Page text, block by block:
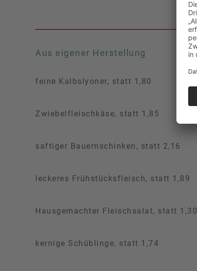
Aus eigener Herstellung
feine Kalbslyoner, statt 1,80
Zwiebelfleischkäse, statt 1,85
saftiger Bauernschinken, statt 2,16
leckeres Frühstücksfleisch, statt 1,89
Hausgemachter Fleischsalat, statt 1,30
kernige Schüblinge, statt 1,74